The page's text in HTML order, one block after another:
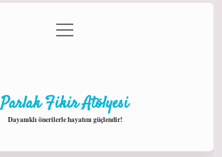
Gizlilik Politikası
menüyü
aç
Parlak Fikir Atölyesi
Dayanıklı önerilerle hayatını güçlendir!